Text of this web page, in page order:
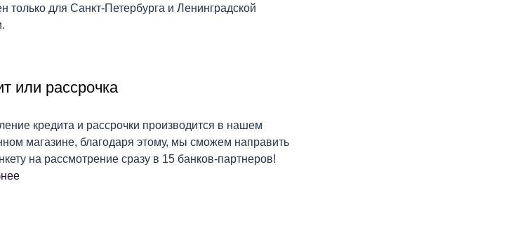
только для Санкт-Петербурга и Ленинградской
или рассрочка
кредита и рассрочки производится в нашем
магазине, благодаря этому, мы сможем направить
на рассмотрение сразу в 15 банков-партнеров!